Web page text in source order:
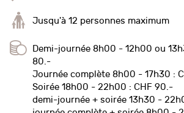
Jusqu'à 12 personnes maximum
Demi-journée 8h00 - 12h00 ou
80.-
Journée complète 8h00 - 17h30 :
Soirée 18h00 - 22h00 : CHF 90.-
demi-journée + soirée 13h30 -